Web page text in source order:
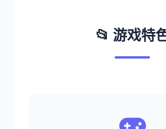
📂 游戏特